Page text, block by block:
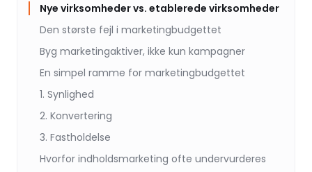
Nye virksomheder vs. etablerede virksomheder
Den største fejl i marketingbudgettet
Byg marketingaktiver, ikke kun kampagner
En simpel ramme for marketingbudgettet
1. Synlighed
2. Konvertering
3. Fastholdelse
Hvorfor indholdsmarketing ofte undervurderes